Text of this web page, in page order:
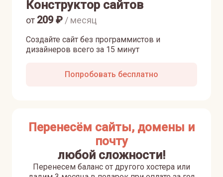
Конструктор сайтов
Создайте сайт без программистов и
дизайнеров всего за 15 минут
от 209₽ / месяц
Попробовать бесплатно
Перенесём сайты, домены и
почту
любой сложности!
Перенесем баланс от другого хостера или